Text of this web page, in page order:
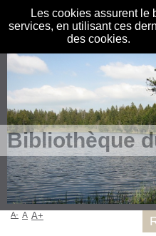
Les cookies assurent le
services, en utilisant ces
des cookies.
Bibliothèque
A- A A+